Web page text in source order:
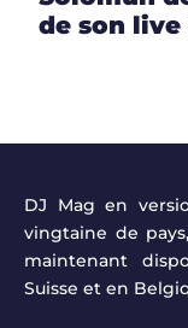
de son live
DJ Mag en
vingtaine de
maintenant
Suisse et en